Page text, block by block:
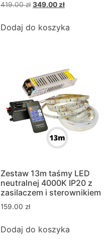
419.00zł 349.00zł
Dodaj do koszyka
Zestaw 13m taśmy LED
neutralnej 4000K IP20 z
zasilaczem i sterownikiem
159.00 zł
Dodaj do koszyka